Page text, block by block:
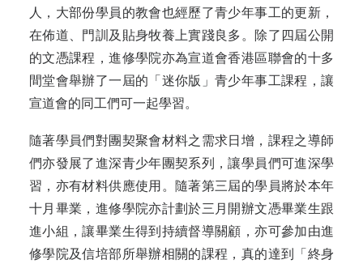
人，大部份學員的教會也經歷了青少年事工的更新，
在佈道、門訓及貼身牧養上實踐良多。除了四屆公開
的文憑課程，進修學院亦為宣道會香港區聯會的十多
間堂會舉辦了一屆的「迷你版」青少年事工課程，讓
宣道會的同工們可一起學習。
隨著學員們對團契聚會材料之需求日增，課程之導師
們亦發展了進深青少年團契系列，讓學員們可進深學
習，亦有材料供應使用。隨著第三屆的學員將於本年
十月畢業，進修學院亦計劃於三月開辦文憑畢業生跟
進小組，讓畢業生得到持續督導關顧，亦可參加由進
修學院及信培部所舉辦相關的課程，真的達到「終身